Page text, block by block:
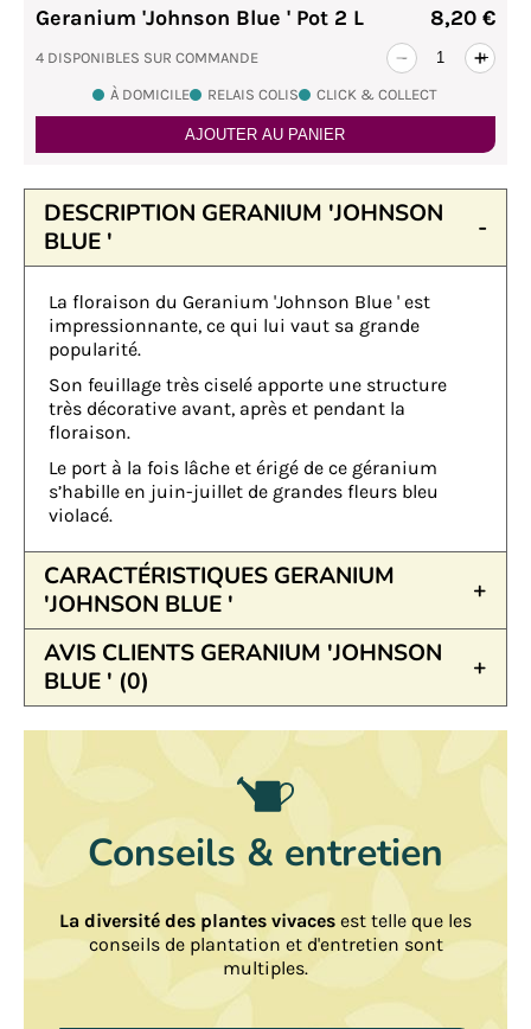
Geranium 'Johnson Blue ' Pot 2 L
4 DISPONIBLES SUR COMMANDE - +
8,20 €
À DOMICILE RELAIS COLIS CLICK & COLLECT
AJOUTER AU PANIER
DESCRIPTION GERANIUM 'JOHNSON
BLUE '
La floraison du Geranium 'Johnson Blue ' est
impressionnante, ce qui lui vaut sa grande
popularité.
Son feuillage très ciselé apporte une structure
très décorative avant, après et pendant la
floraison.
Le port à la fois lâche et érigé de ce géranium
s’habille en juin-juillet de grandes fleurs bleu
violacé.
CARACTÉRISTIQUES GERANIUM
'JOHNSON BLUE '
AVIS CLIENTS GERANIUM 'JOHNSON
BLUE ' (0)
Conseils & entretien
La diversité des plantes vivaces est telle que les
conseils de plantation et d'entretien sont
multiples.